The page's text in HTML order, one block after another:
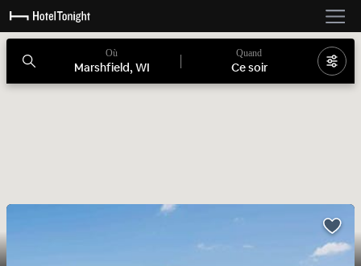
Où
Marshfield, WI
Quand
Ce soir